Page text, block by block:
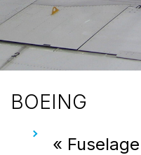
BOEING
«